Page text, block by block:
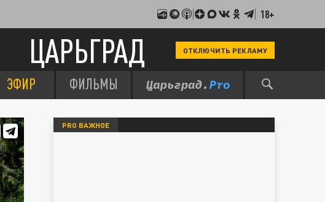
18+
ЦАРЬГРАД ОТКЛЮЧИТЬ РЕКЛАМУ
ЭФИР ФИЛЬМЫ
PRO ВАЖНОЕ